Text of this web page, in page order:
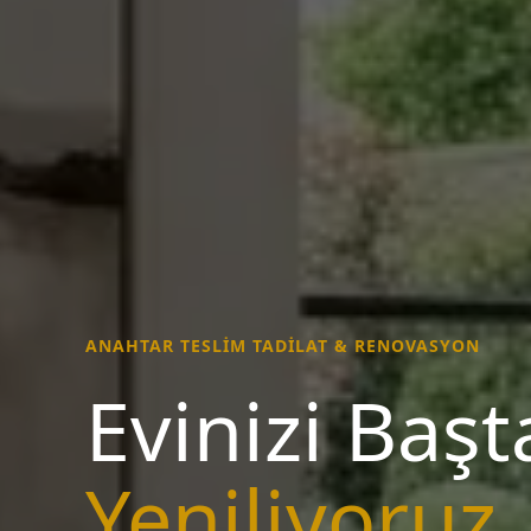
ANAHTAR TESLİM TADİLAT & RENOVASYON
Evinizi